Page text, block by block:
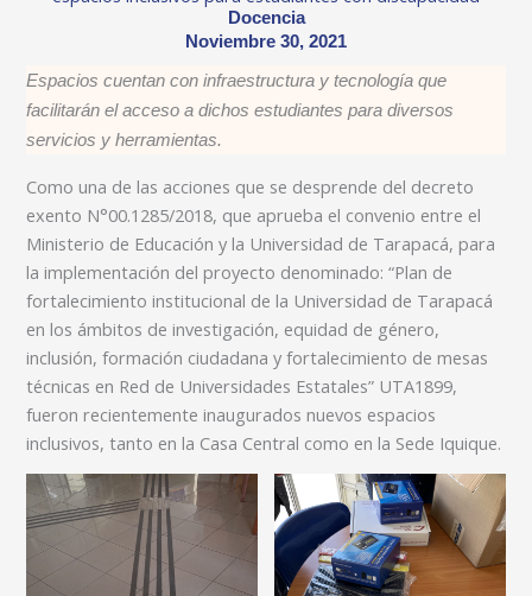
Docencia
Noviembre 30, 2021
Espacios cuentan con infraestructura y tecnología que
facilitarán el acceso a dichos estudiantes para diversos
servicios y herramientas.
Como una de las acciones que se desprende del decreto
exento N°00.1285/2018, que aprueba el convenio entre el
Ministerio de Educación y la Universidad de Tarapacá, para
la implementación del proyecto denominado: “Plan de
fortalecimiento institucional de la Universidad de Tarapacá
en los ámbitos de investigación, equidad de género,
inclusión, formación ciudadana y fortalecimiento de mesas
técnicas en Red de Universidades Estatales” UTA1899,
fueron recientemente inaugurados nuevos espacios
inclusivos, tanto en la Casa Central como en la Sede Iquique.